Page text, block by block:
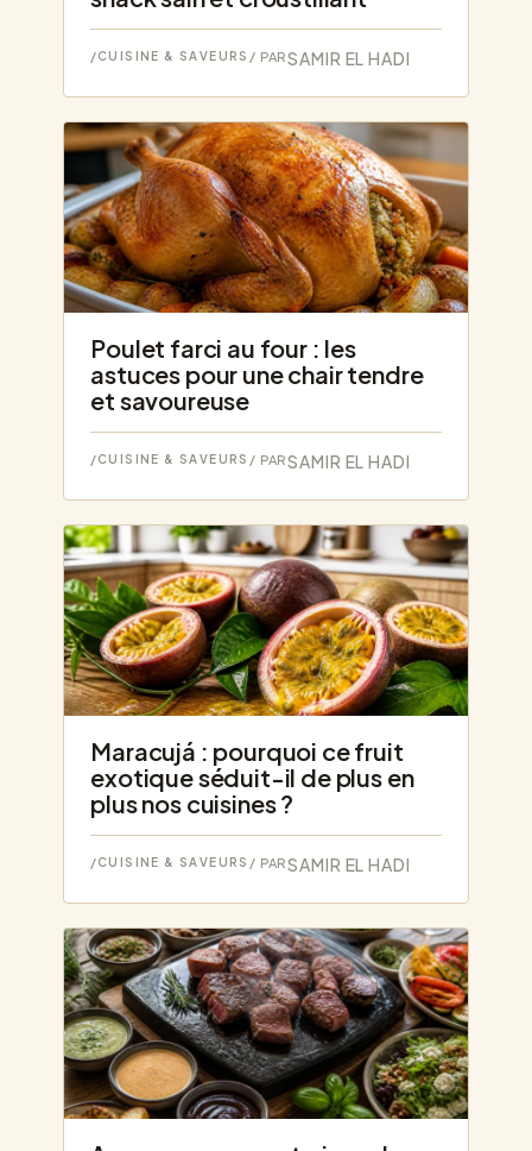
/CUISINE & SAVEURS / PARSAMIR EL HADI
Poulet farci au four : les
astuces pour une chair tendre
et savoureuse
/CUISINE & SAVEURS / PARSAMIR EL HADI
Maracujá : pourquoi ce fruit
exotique séduit-il de plus en
plus nos cuisines ?
/CUISINE & SAVEURS / PARSAMIR EL HADI